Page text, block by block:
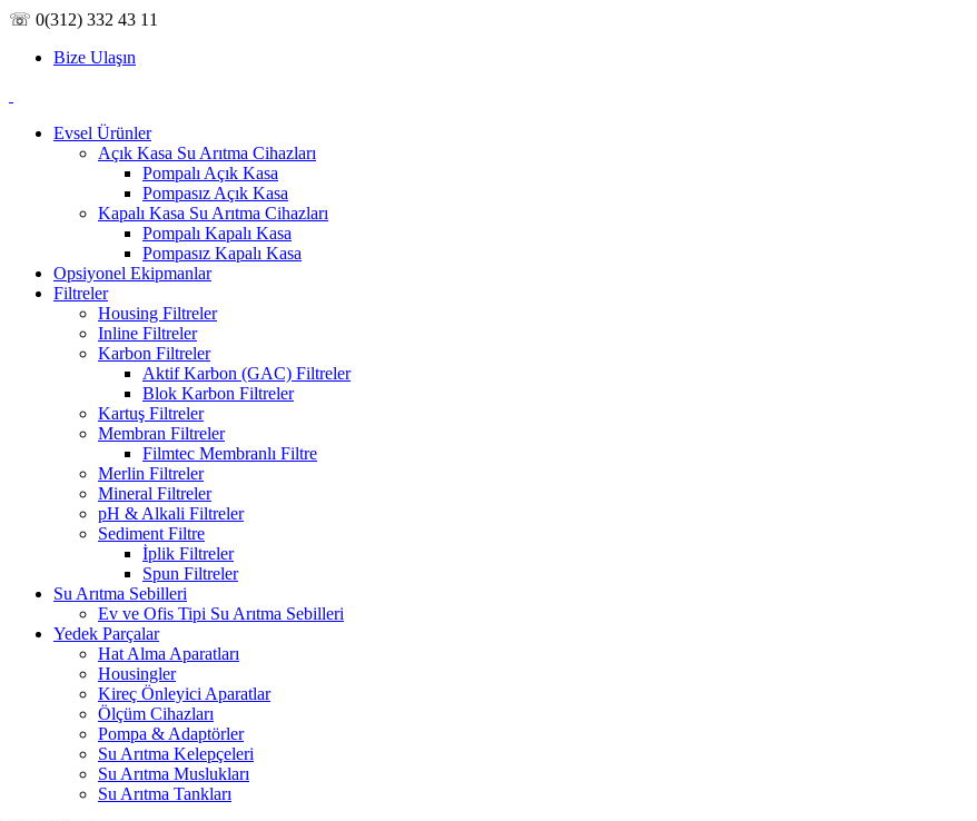
☏ 0(312) 332 43 11
Bize Ulaşın
Evsel Ürünler
Açık Kasa Su Arıtma Cihazları
Pompalı Açık Kasa
Pompasız Açık Kasa
Kapalı Kasa Su Arıtma Cihazları
Pompalı Kapalı Kasa
Pompasız Kapalı Kasa
Opsiyonel Ekipmanlar
Filtreler
Housing Filtreler
Inline Filtreler
Karbon Filtreler
Aktif Karbon (GAC) Filtreler
Blok Karbon Filtreler
Kartuş Filtreler
Membran Filtreler
Filmtec Membranlı Filtre
Merlin Filtreler
Mineral Filtreler
pH & Alkali Filtreler
Sediment Filtre
İplik Filtreler
Spun Filtreler
Su Arıtma Sebilleri
Ev ve Ofis Tipi Su Arıtma Sebilleri
Yedek Parçalar
Hat Alma Aparatları
Housingler
Kireç Önleyici Aparatlar
Ölçüm Cihazları
Pompa & Adaptörler
Su Arıtma Kelepçeleri
Su Arıtma Muslukları
Su Arıtma Tankları